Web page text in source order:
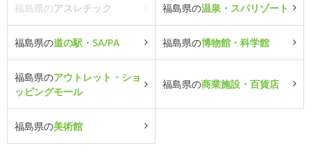
福島県のアスレチック 福島県の温泉・スパリゾート
福島県の道の駅・SA/PA 福島県の博物館・科学館
福島県のアウトレット・ショ
ッピングモール
福島県の商業施設・百貨店
福島県の美術館